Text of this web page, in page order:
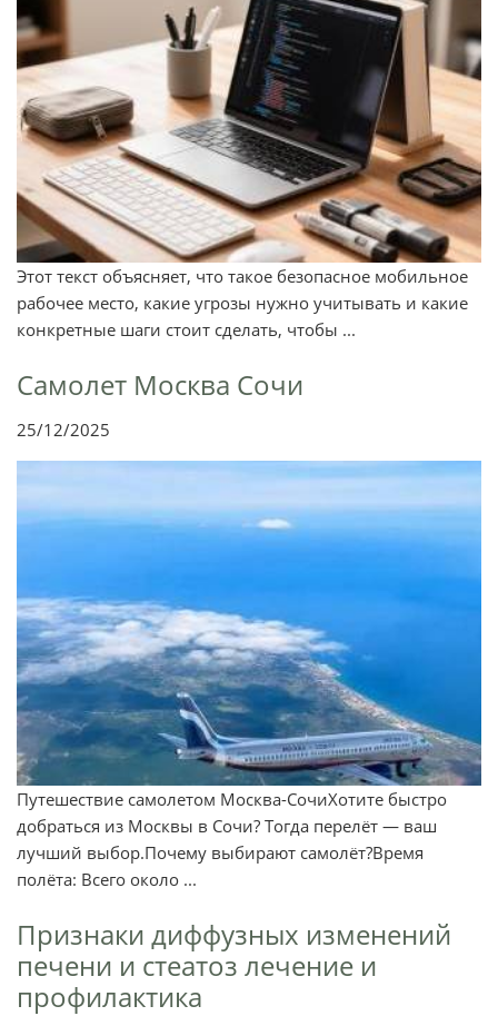
Этот текст объясняет, что такое безопасное мобильное
рабочее место, какие угрозы нужно учитывать и какие
конкретные шаги стоит сделать, чтобы ...
Самолет Москва Сочи
25/12/2025
Путешествие самолетом Москва-СочиХотите быстро
добраться из Москвы в Сочи? Тогда перелёт — ваш
лучший выбор.Почему выбирают самолёт?Время
полёта: Всего около ...
Признаки диффузных изменений
печени и стеатоз лечение и
профилактика